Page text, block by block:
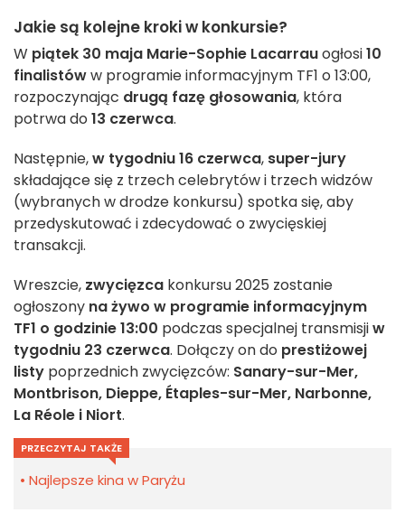
Jakie są kolejne kroki w konkursie?
W piątek 30 maja Marie-Sophie Lacarrauogłosi10
finalistóww programie informacyjnym TF1 o 13:00,
rozpoczynając drugą fazę głosowania, która
potrwa do 13 czerwca.
Następnie,w tygodniu 16 czerwca, super-jury
składające się z trzech celebrytów i trzech widzów
(wybranych w drodze konkursu) spotka się, aby
przedyskutować i zdecydować o zwycięskiej
transakcji.
Wreszcie, zwycięzca konkursu 2025 zostanie
ogłoszony na żywo w programie informacyjnym
TF1 o godzinie 13:00 podczas specjalnej transmisjiw
tygodniu 23 czerwca. Dołączy on do prestiżowej
listy poprzednich zwycięzców: Sanary-sur-Mer,
Montbrison, Dieppe, Étaples-sur-Mer, Narbonne,
La Réole i Niort.
PRZECZYTAJ TAKŻE
Najlepsze kina w Paryżu